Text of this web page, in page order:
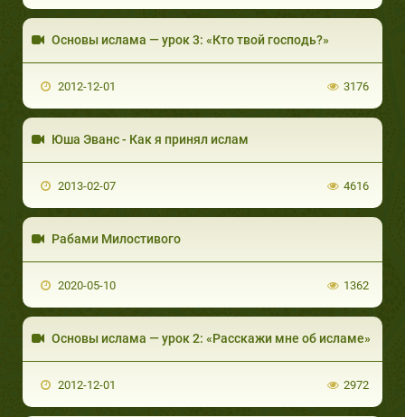
Основы ислама — урок 3: «Кто твой господь?»
2012-12-01 3176
Юша Эванс - Как я принял ислам
2013-02-07 4616
Pабами Милостивого
2020-05-10 1362
Основы ислама — урок 2: «Расскажи мне об исламе»
2012-12-01 2972